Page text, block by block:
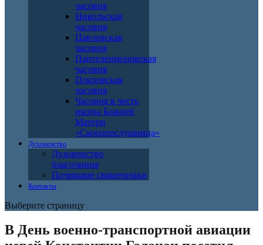
часовня
Никольская
часовня
Павловская
часовня
Пантелеимоновская
часовня
Покровская
часовня
Часовня в честь
иконы Божией
Матери
«Скоропослушница»
Духовенство
Духовенство
благочиния
Почившие священники
Контакты
Выберите страницу
В День военно-транспортной авиации